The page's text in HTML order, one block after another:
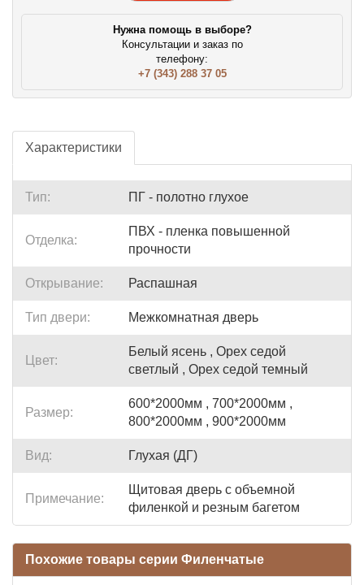
Нужна помощь в выборе?
Консультации и заказ по
телефону:
+7 (343) 288 37 05
Характеристики
Тип: ПГ - полотно глухое
Отделка:
ПВХ - пленка повышенной
прочности
Открывание: Распашная
Тип двери: Межкомнатная дверь
Цвет:
Белый ясень , Орех седой
светлый , Орех седой темный
Размер:
600*2000мм , 700*2000мм ,
800*2000мм , 900*2000мм
Вид: Глухая (ДГ)
Примечание:
Щитовая дверь с объемной
филенкой и резным багетом
Похожие товары серии Филенчатые